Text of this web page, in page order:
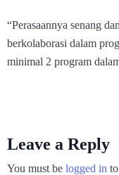
“Perasaannya senang
berkolaborasi dalam
minimal 2 program
Leave a Reply
You must be logged in